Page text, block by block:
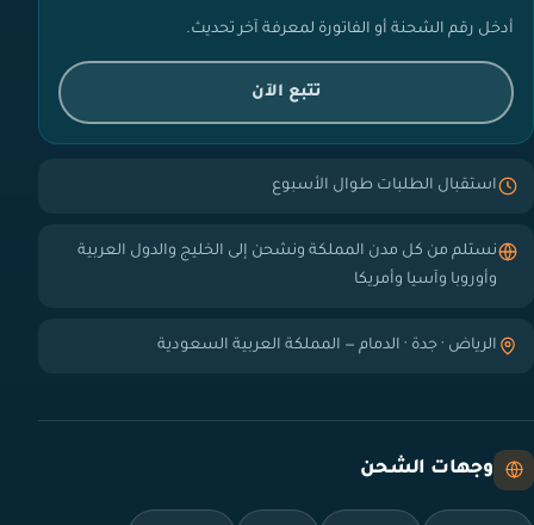
أدخل رقم الشحنة أو الفاتورة لمعرفة آخر تحديث.
تتبع الآن
استقبال الطلبات طوال الأسبوع
نستلم من كل مدن المملكة ونشحن إلى الخليج والدول العربية
وأوروبا وآسيا وأمريكا
الرياض · جدة · الدمام — المملكة العربية السعودية
وجهات الشحن